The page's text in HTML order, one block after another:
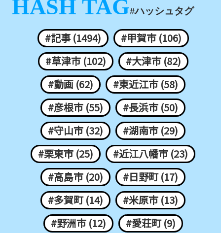
HASH TAG#ハッシュタグ
#記事 (1494)
#甲賀市 (106)
#草津市 (102)
#大津市 (82)
#動画 (62)
#東近江市 (58)
#彦根市 (55)
#長浜市 (50)
#守山市 (32)
#湖南市 (29)
#栗東市 (25)
#近江八幡市 (23)
#高島市 (20)
#日野町 (17)
#多賀町 (14)
#米原市 (13)
#野洲市 (12)
#愛荘町 (9)